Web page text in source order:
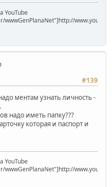
YouTube
wwwGenPlanaNet"]http://
#139
ментам узнать личность -
надо иметь папку???
которая и паспорт и
YouTube
wwwGenPlanaNet"]http://